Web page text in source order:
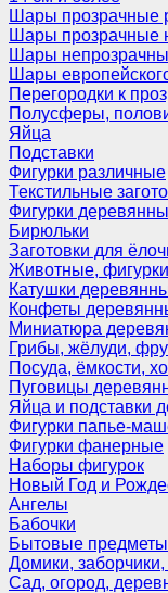
Шары прозрачные
Шары прозрачные
Шары
Шары
Перегородки к
Полусферы,
Яйца
Подставки
Фигурки различные
Текстильные
Фигурки
Бирюльки
Заготовки для
Животные,
Катушки
Конфеты
Миниатюра
Грибы, жёлуди,
Посуда, ёмкости,
Пуговицы
Яйца и подставки
Фигурки папье-
Фигурки фанерные
Наборы фигурок
Новый Год и
Ангелы
Бабочки
Бытовые
Домики,
Сад, огород,